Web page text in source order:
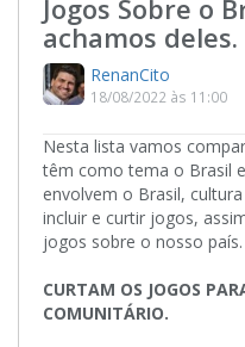
Jogos Sobre o
achamos deles.
RenanCito
18/08/2022 às 11:00
Nesta lista vamos
têm como tema o Brasil
envolvem o Brasil,
incluir e curtir jogos,
jogos sobre o nosso país.
CURTAM OS JOGOS
COMUNITÁRIO.